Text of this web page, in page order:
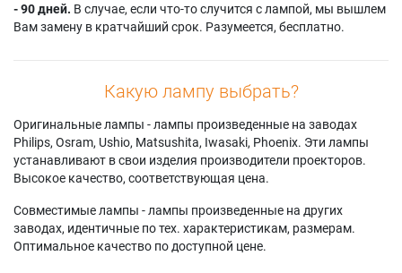
- 90 дней. В случае, если что-то случится с лампой, мы вышлем
Вам замену в кратчайший срок. Разумеется, бесплатно.
Какую лампу выбрать?
Оригинальные лампы - лампы произведенные на заводах
Philips, Osram, Ushio, Matsushita, Iwasaki, Phoenix. Эти лампы
устанавливают в свои изделия производители проекторов.
Высокое качество, соответствующая цена.
Совместимые лампы - лампы произведенные на других
заводах, идентичные по тех. характеристикам, размерам.
Оптимальное качество по доступной цене.